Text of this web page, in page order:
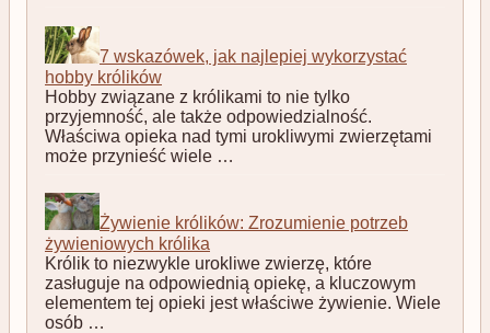
7 wskazówek, jak najlepiej wykorzystać
hobby królików
Hobby związane z królikami to nie tylko
przyjemność, ale także odpowiedzialność.
Właściwa opieka nad tymi urokliwymi zwierzętami
może przynieść wiele …
Żywienie królików: Zrozumienie potrzeb
żywieniowych królika
Królik to niezwykle urokliwe zwierzę, które
zasługuje na odpowiednią opiekę, a kluczowym
elementem tej opieki jest właściwe żywienie. Wiele
osób …